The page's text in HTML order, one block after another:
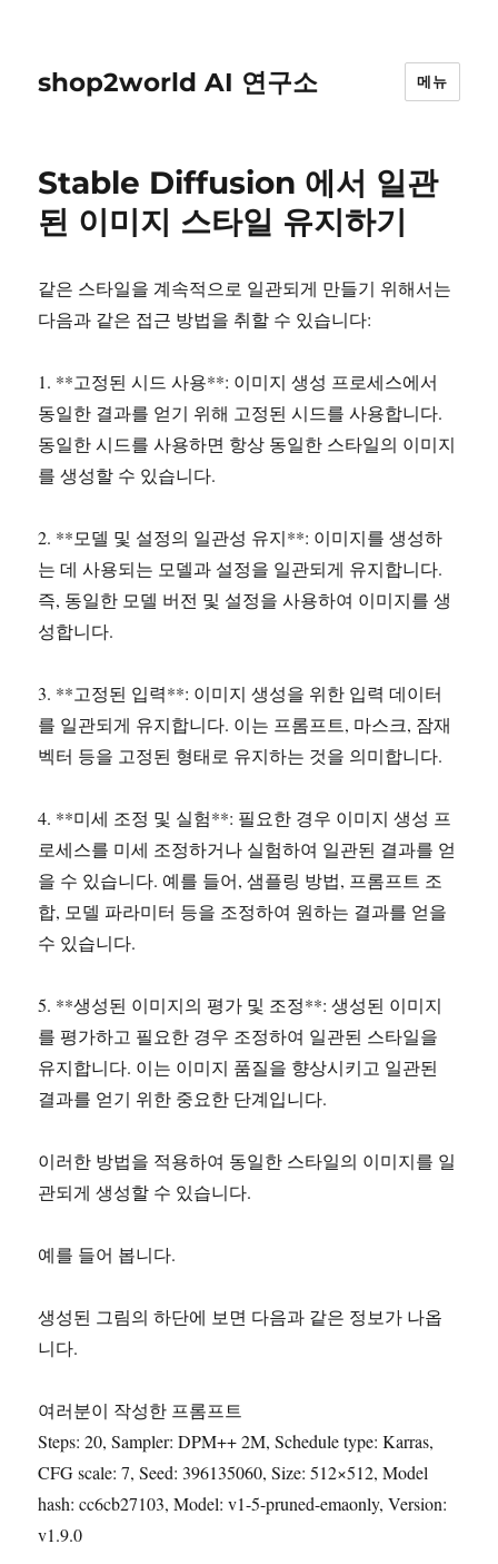
shop2world AI 연구소 메뉴
Stable Diffusion 에서 일관
된 이미지 스타일 유지하기
같은 스타일을 계속적으로 일관되게 만들기 위해서는
다음과 같은 접근 방법을 취할 수 있습니다:
1. **고정된 시드 사용**: 이미지 생성 프로세스에서
동일한 결과를 얻기 위해 고정된 시드를 사용합니다.
동일한 시드를 사용하면 항상 동일한 스타일의 이미지
를 생성할 수 있습니다.
2. **모델 및 설정의 일관성 유지**: 이미지를 생성하
는 데 사용되는 모델과 설정을 일관되게 유지합니다.
즉, 동일한 모델 버전 및 설정을 사용하여 이미지를 생
성합니다.
3. **고정된 입력**: 이미지 생성을 위한 입력 데이터
를 일관되게 유지합니다. 이는 프롬프트, 마스크, 잠재
벡터 등을 고정된 형태로 유지하는 것을 의미합니다.
4. **미세 조정 및 실험**: 필요한 경우 이미지 생성 프
로세스를 미세 조정하거나 실험하여 일관된 결과를 얻
을 수 있습니다. 예를 들어, 샘플링 방법, 프롬프트 조
합, 모델 파라미터 등을 조정하여 원하는 결과를 얻을
수 있습니다.
5. **생성된 이미지의 평가 및 조정**: 생성된 이미지
를 평가하고 필요한 경우 조정하여 일관된 스타일을
유지합니다. 이는 이미지 품질을 향상시키고 일관된
결과를 얻기 위한 중요한 단계입니다.
이러한 방법을 적용하여 동일한 스타일의 이미지를 일
관되게 생성할 수 있습니다.
예를 들어 봅니다.
생성된 그림의 하단에 보면 다음과 같은 정보가 나옵
니다.
여러분이 작성한 프롬프트
Steps: 20, Sampler: DPM++ 2M, Schedule type: Karras,
CFG scale: 7, Seed: 396135060, Size: 512×512, Model
hash: cc6cb27103, Model: v1-5-pruned-emaonly, Version:
v1.9.0